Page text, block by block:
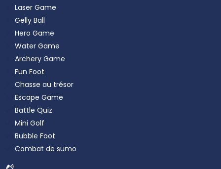
Laser Game
Gelly Ball
Hero Game
Water Game
Archery Game
Fun Foot
Chasse au trésor
Escape Game
Battle Quiz
Mini Golf
Bubble Foot
Combat de sumo